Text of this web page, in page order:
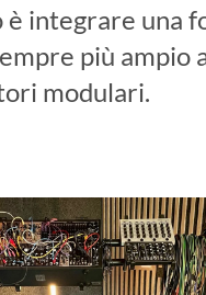
è integrare una
più ampio
modulari.